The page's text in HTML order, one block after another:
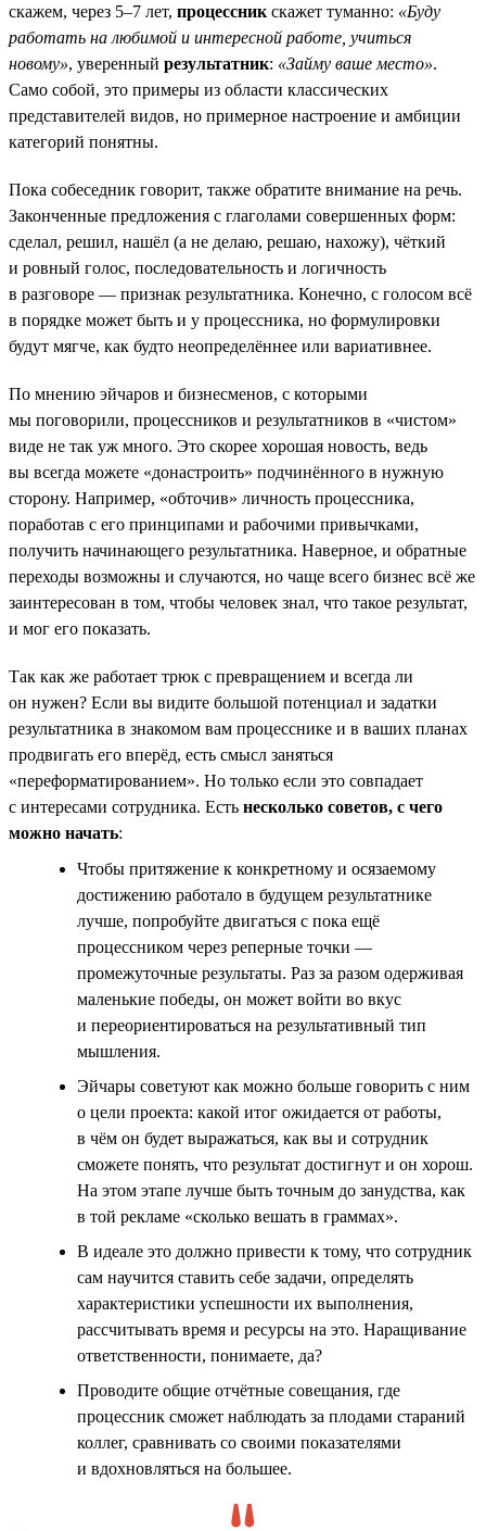
скажем, через 5–7 лет, процессник скажет туманно: «Буду
работать на любимой и интересной работе, учиться
новому», уверенный результатник: «Займу ваше место».
Само собой, это примеры из области классических
представителей видов, но примерное настроение и амбиции
категорий понятны.
Пока собеседник говорит, также обратите внимание на речь.
Законченные предложения с глаголами совершенных форм:
сделал, решил, нашёл (а не делаю, решаю, нахожу), чёткий
и ровный голос, последовательность и логичность
в разговоре — признак результатника. Конечно, с голосом всё
в порядке может быть и у процессника, но формулировки
будут мягче, как будто неопределённее или вариативнее.
По мнению эйчаров и бизнесменов, с которыми
мы поговорили, процессников и результатников в «чистом»
виде не так уж много. Это скорее хорошая новость, ведь
вы всегда можете «донастроить» подчинённого в нужную
сторону. Например, «обточив» личность процессника,
поработав с его принципами и рабочими привычками,
получить начинающего результатника. Наверное, и обратные
переходы возможны и случаются, но чаще всего бизнес всё же
заинтересован в том, чтобы человек знал, что такое результат,
и мог его показать.
Так как же работает трюк с превращением и всегда ли
он нужен? Если вы видите большой потенциал и задатки
результатника в знакомом вам процесснике и в ваших планах
продвигать его вперёд, есть смысл заняться
«переформатированием». Но только если это совпадает
с интересами сотрудника. Есть несколько советов, с чего
можно начать:
Чтобы притяжение к конкретному и осязаемому
достижению работало в будущем результатнике
лучше, попробуйте двигаться с пока ещё
процессником через реперные точки —
промежуточные результаты. Раз за разом одерживая
маленькие победы, он может войти во вкус
и переориентироваться на результативный тип
мышления.
Эйчары советуют как можно больше говорить с ним
о цели проекта: какой итог ожидается от работы,
в чём он будет выражаться, как вы и сотрудник
сможете понять, что результат достигнут и он хорош.
На этом этапе лучше быть точным до занудства, как
в той рекламе «сколько вешать в граммах».
В идеале это должно привести к тому, что сотрудник
сам научится ставить себе задачи, определять
характеристики успешности их выполнения,
рассчитывать время и ресурсы на это. Наращивание
ответственности, понимаете, да?
Проводите общие отчётные совещания, где
процессник сможет наблюдать за плодами стараний
коллег, сравнивать со своими показателями
и вдохновляться на большее.